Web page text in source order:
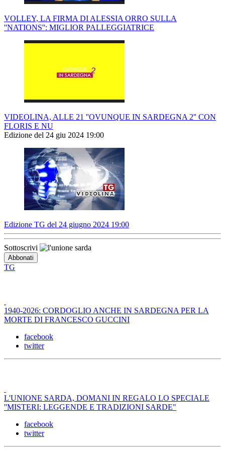
VOLLEY, LA FIRMA DI ALESSIA ORRO SULLA
''NATIONS'': MIGLIOR PALLEGGIATRICE
VIDEOLINA, ALLE 21 ''OVUNQUE IN SARDEGNA 2'' CON
FLORIS E NU
Edizione del 24 giu 2024 19:00
Edizione TG del 24 giugno 2024 19:00
Sottoscrivi
TG
1940-2026: CORDOGLIO ANCHE IN SARDEGNA PER LA
MORTE DI FRANCESCO GUCCINI
facebook
twitter
L'UNIONE SARDA, DOMANI IN REGALO LO SPECIALE
''MISTERI: LEGGENDE E TRADIZIONI SARDE"
facebook
twitter